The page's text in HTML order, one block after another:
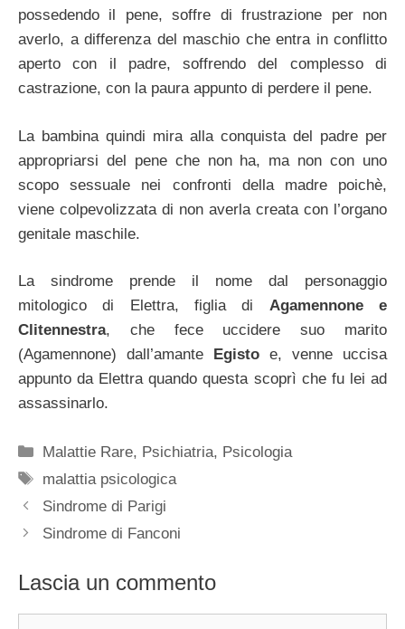
possedendo il pene, soffre di frustrazione per non
averlo, a differenza del maschio che entra in conflitto
aperto con il padre, soffrendo del complesso di
castrazione, con la paura appunto di perdere il pene.
La bambina quindi mira alla conquista del padre per
appropriarsi del pene che non ha, ma non con uno
scopo sessuale nei confronti della madre poichè,
viene colpevolizzata di non averla creata con l’organo
genitale maschile.
La sindrome prende il nome dal personaggio
mitologico di Elettra, figlia di Agamennone e
Clitennestra, che fece uccidere suo marito
(Agamennone) dall’amante Egisto e, venne uccisa
appunto da Elettra quando questa scoprì che fu lei ad
assassinarlo.
Categorie
Malattie Rare, Psichiatria, Psicologia
Tag
malattia psicologica
Sindrome di Parigi
Sindrome di Fanconi
Lascia un commento